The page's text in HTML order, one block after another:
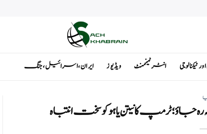
انٹرٹینمنٹ ویڈیوز ایران ، اسرائیل ، جنگ
ٹرمپ کا نیتن یاہو کو سخت انتباہ